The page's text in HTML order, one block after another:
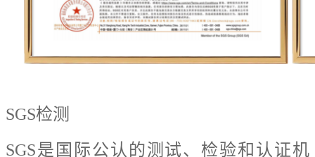
SGS检测
SGS是国际公认的测试、检验和认证机